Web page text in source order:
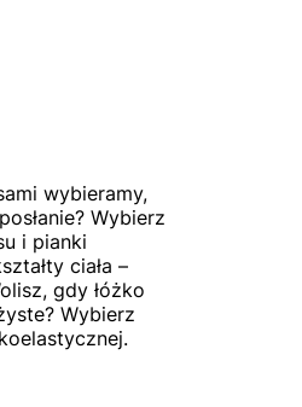
wybieramy,
Wybierz
i pianki
ciała –
gdy łóżko
Wybierz